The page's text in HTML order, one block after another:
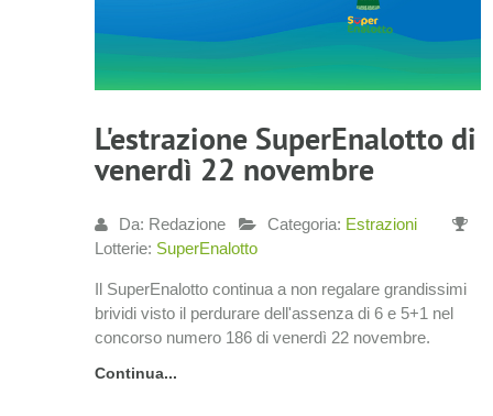
L'estrazione SuperEnalotto di
venerdì 22 novembre
Da: Redazione Categoria: Estrazioni
Lotterie: SuperEnalotto
Il SuperEnalotto continua a non regalare grandissimi
brividi visto il perdurare dell'assenza di 6 e 5+1 nel
concorso numero 186 di venerdì 22 novembre.
Continua...